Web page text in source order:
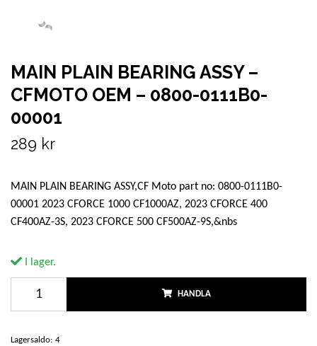
MAIN PLAIN BEARING ASSY –
CFMOTO OEM – 0800-0111B0-
00001
289 kr
MAIN PLAIN BEARING ASSY,CF Moto part no: 0800-0111B0-
00001 2023 CFORCE 1000 CF1000AZ, 2023 CFORCE 400
CF400AZ-3S, 2023 CFORCE 500 CF500AZ-9S,&nbs
I lager.
HANDLA
Lagersaldo: 4